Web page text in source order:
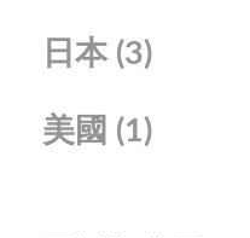
日本 (3)
美國 (1)